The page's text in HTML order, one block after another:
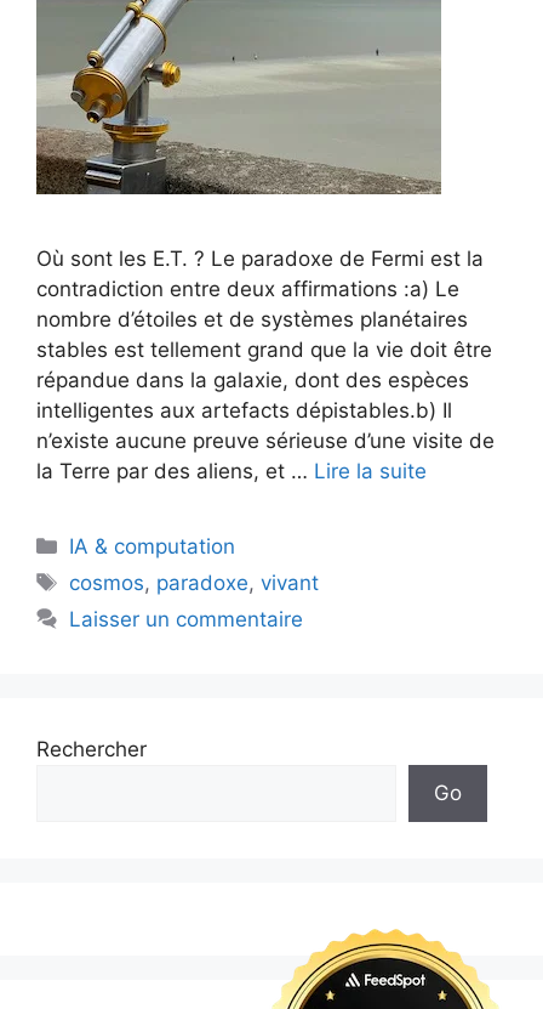
Où sont les E.T. ? Le paradoxe de Fermi est la
contradiction entre deux affirmations :a) Le
nombre d’étoiles et de systèmes planétaires
stables est tellement grand que la vie doit être
répandue dans la galaxie, dont des espèces
intelligentes aux artefacts dépistables.b) Il
n’existe aucune preuve sérieuse d’une visite de
la Terre par des aliens, et … Lire la suite
Catégories
IA & computation
Étiquettes
cosmos, paradoxe,vivant
Laisser un commentaire
Rechercher
Go